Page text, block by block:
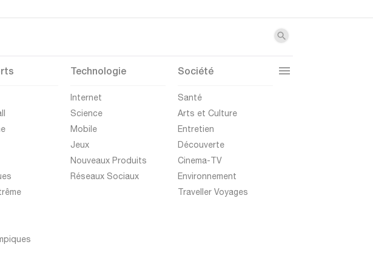
Technologie
Internet
Science
Mobile
Jeux
Nouveaux Produits
Réseaux Sociaux
Société
Santé
Arts et Culture
Entretien
Découverte
Cinema-TV
Environnement
Traveller Voyages